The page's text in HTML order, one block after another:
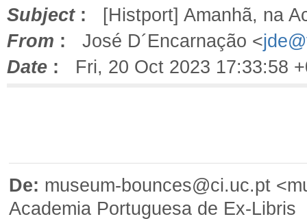
Subject: [Histport] Amanhã, na
From : José D´Encarnação <
Date : Fri, 20 Oct 2023 17:33:58
De: museum-bounces@ci.uc.pt
Academia Portuguesa de Ex-Libris